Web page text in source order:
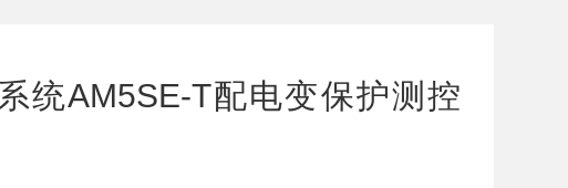
统AM5SE-T配电变保护测控